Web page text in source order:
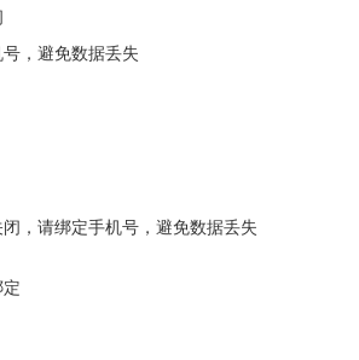
，避免数据丢失
，请绑定手机号，避免数据丢失